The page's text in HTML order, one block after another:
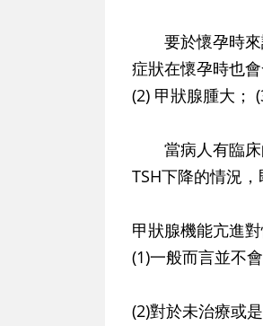
要於懷孕時來
症狀在懷孕時也
(2) 甲狀腺腫大；
當病人有臨床
TSH下降的情況，
甲狀腺機能亢進
(1)一般而言並不
(2)對於未治療或